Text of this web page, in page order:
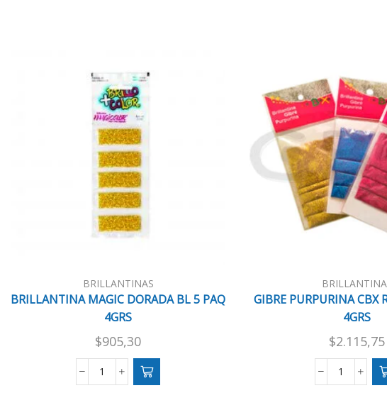
BRILLANTINAS
BRILLANTINA MAGIC DORADA BL 5 PAQ
4GRS
$905,30
BRILLANTINA
GIBRE PURPURINA CBX
4GRS
$2.115,75
GIBRE